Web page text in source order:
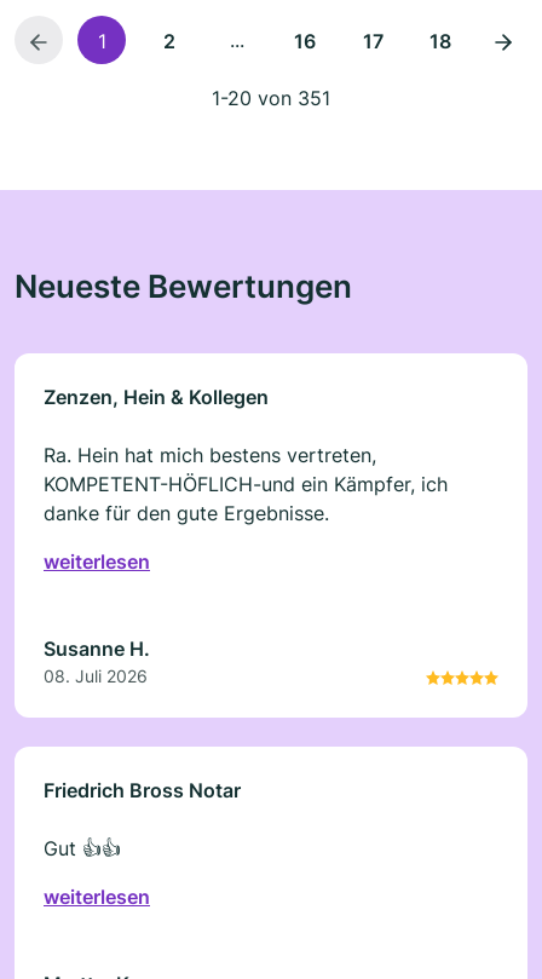
1 2 ... 16 17 18
1-20 von 351
Neueste Bewertungen
Zenzen, Hein & Kollegen
Ra. Hein hat mich bestens vertreten,
KOMPETENT-HÖFLICH-und ein Kämpfer, ich
danke für den gute Ergebnisse.
weiterlesen
Susanne H.
08. Juli 2026
Friedrich Bross Notar
Gut 👍👍
weiterlesen